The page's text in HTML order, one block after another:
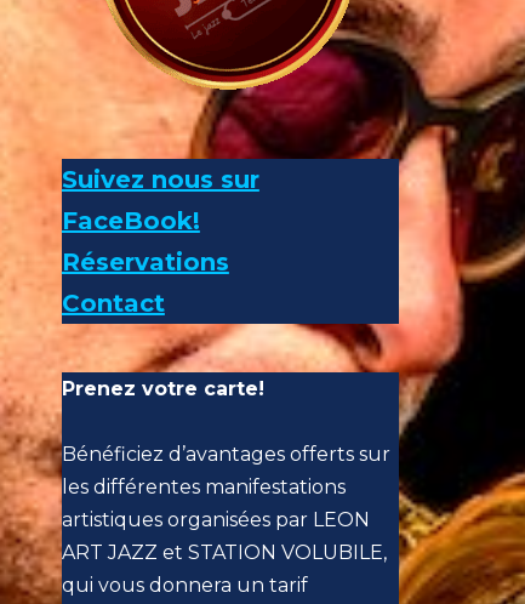
Suivez nous sur
FaceBook!
Réservations
Contact
Prenez votre carte!
Bénéficiez d’avantages offerts sur
les différentes manifestations
artistiques organisées par LEON
ART JAZZ et STATION VOLUBILE,
qui vous donnera un tarif